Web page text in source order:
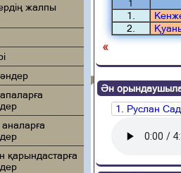
жалпы
қарындастарға
1
1.
2.
«
Ән
1. Руслан